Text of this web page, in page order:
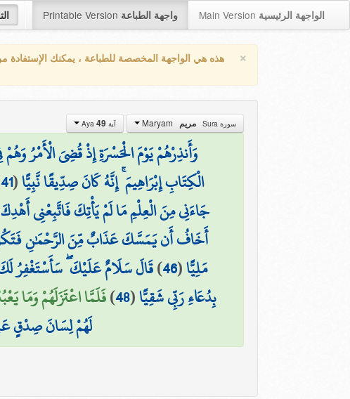
Printable Version واجهة الطباعة Main Version الواجهة الرئيسية
× هذه هي الواجهة المخصصة للطباعة ، يمكنك الإستفادة
سورة Sura مريم آية Aya 49
وَأَنذِرْهُمْ يَوْمَ الْحَسْرَةِ إِذْ قُضِيَ الْأَمْرُ
الْكِتَابِ إِبْرَاهِيمَ ۚ إِنَّهُ كَانَ صِدِّيقًا نَّبِيًّا(
41
جَاءَنِي مِنَ الْعِلْمِ مَا لَمْ يَأْتِكَ فَاتَّبِعْنِي
أَخَافُ أَن يَمَسَّكَ عَذَابٌ مِّنَ الرَّحْمَٰنِ
مَلِيًّا(
46
)قَالَ سَلَامٌ عَلَيْكَ ۖ سَأَسْتَغْفِرُ
بِدُعَاءِ رَبِّي شَقِيًّا(
48
)فَلَمَّا اعْتَزَلَهُمْ وَمَا
لَهُمْ لِسَانَ صِدْقٍ